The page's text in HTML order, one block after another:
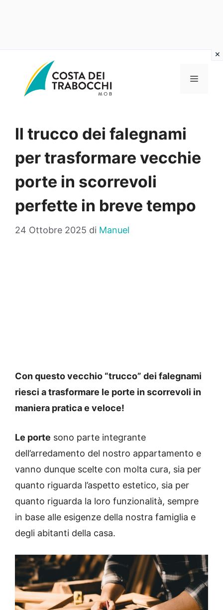
contenuto
MENU
Il trucco dei falegnami
per trasformare vecchie
porte in scorrevoli
perfette in breve tempo
24 Ottobre 2025 di Manuel
Con questo vecchio “trucco” dei falegnami
riesci a trasformare le porte in scorrevoli in
maniera pratica e veloce!
Le porte sono parte integrante
dell’arredamento del nostro appartamento e
vanno dunque scelte con molta cura, sia per
quanto riguarda l’aspetto estetico, sia per
quanto riguarda la loro funzionalità, sempre
in base alle esigenze della nostra famiglia e
degli abitanti della casa.